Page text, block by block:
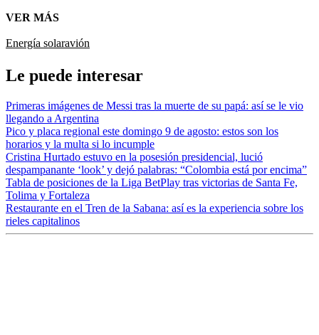
VER MÁS
Energía solaravión
Le puede interesar
Primeras imágenes de Messi tras la muerte de su papá: así se le vio
llegando a Argentina
Pico y placa regional este domingo 9 de agosto: estos son los
horarios y la multa si lo incumple
Cristina Hurtado estuvo en la posesión presidencial, lució
despampanante ‘look’ y dejó palabras: “Colombia está por encima”
Tabla de posiciones de la Liga BetPlay tras victorias de Santa Fe,
Tolima y Fortaleza
Restaurante en el Tren de la Sabana: así es la experiencia sobre los
rieles capitalinos